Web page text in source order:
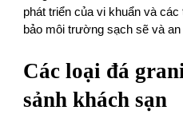
phát triển của vi khuẩn và
bảo môi trường sạch sẽ và
Các loại đá
sảnh khách sạn